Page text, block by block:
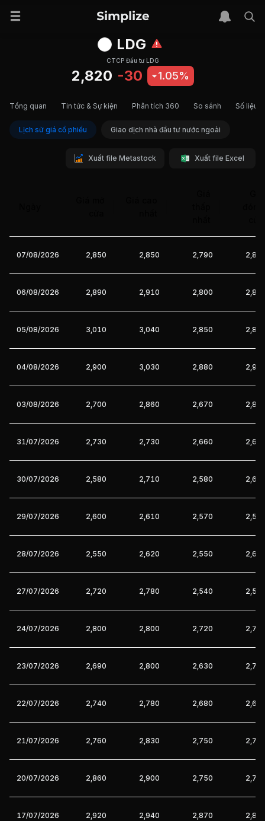
LDG
CTCP Đầu tư LDG
2,820 -30 1.05%
Tổng quan Tin tức & Sự kiện Phân tích 360 So sánh Số liệu
Lịch sử giá cổ phiếu Giao dịch nhà đầu tư nước ngoài
Xuất file Metastock Xuất file Excel
07/08/2026 2,850 2,850 2,790
06/08/2026 2,890 2,910 2,800
05/08/2026 3,010 3,040 2,850
04/08/2026 2,900 3,030 2,880
03/08/2026 2,700 2,860 2,670
31/07/2026 2,730 2,730 2,660
30/07/2026 2,580 2,710 2,580
29/07/2026 2,600 2,610 2,570
28/07/2026 2,550 2,620 2,550
27/07/2026 2,720 2,780 2,540
24/07/2026 2,800 2,800 2,720
23/07/2026 2,690 2,800 2,630
22/07/2026 2,740 2,780 2,680
21/07/2026 2,760 2,830 2,750
20/07/2026 2,860 2,900 2,750
17/07/2026 2,920 2,940 2,870